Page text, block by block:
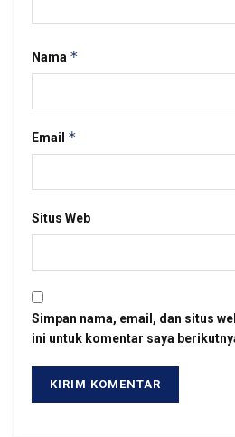
Nama *
Email *
Situs Web
Simpan nama, email, dan situs
ini untuk komentar saya